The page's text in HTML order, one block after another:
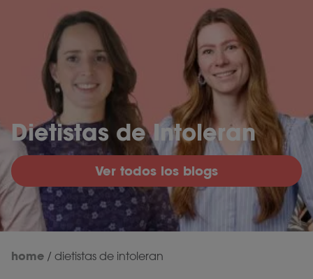
Dietistas de Intoleran
Ver todos los blogs
home / dietistas de intoleran